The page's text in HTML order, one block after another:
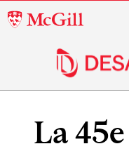
McGill
navigation
La